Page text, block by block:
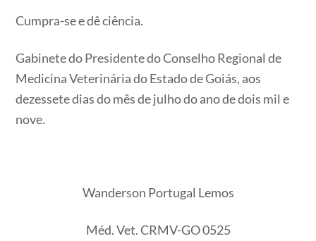
Cumpra-se e dê ciência.
Gabinete do Presidente do Conselho Regional de
Medicina Veterinária do Estado de Goiás, aos
dezessete dias do mês de julho do ano de dois mil e
nove.
Wanderson Portugal Lemos
Méd. Vet. CRMV-GO 0525